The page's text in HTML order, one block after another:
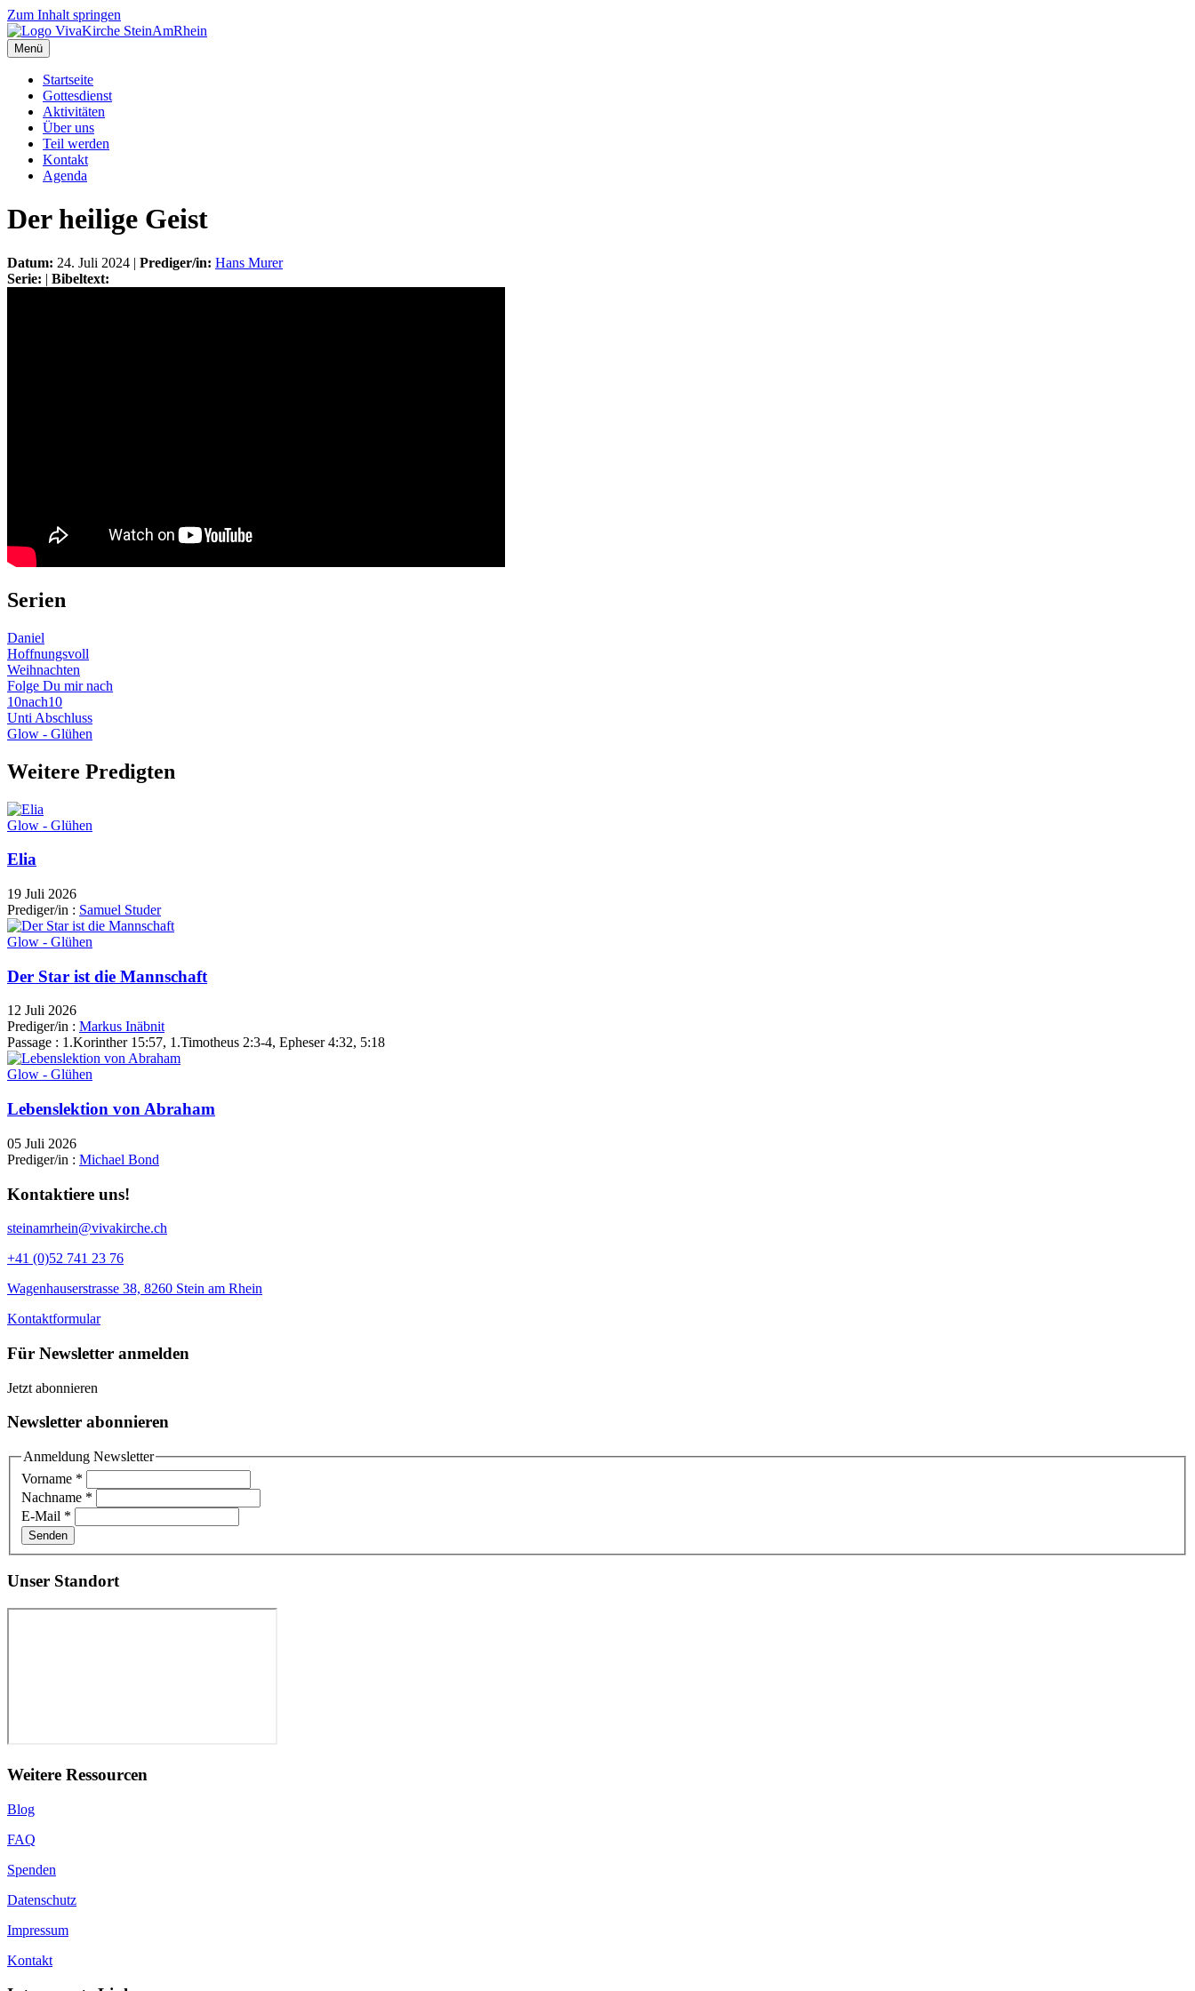
Zum Inhalt springen
Menü
Startseite
Gottesdienst
Aktivitäten
Über uns
Teil werden
Kontakt
Agenda
Der heilige Geist
Datum: 24. Juli 2024 | Prediger/in: Hans Murer
Serie: | Bibeltext:
Serien
Daniel
Hoffnungsvoll
Weihnachten
Folge Du mir nach
10nach10
Unti Abschluss
Glow - Glühen
Weitere Predigten
Glow - Glühen
Elia
19 Juli 2026
Prediger/in : Samuel Studer
Glow - Glühen
Der Star ist die Mannschaft
12 Juli 2026
Prediger/in : Markus Inäbnit
Passage : 1.Korinther 15:57, 1.Timotheus 2:3-4, Epheser 4:32, 5:18
Glow - Glühen
Lebenslektion von Abraham
05 Juli 2026
Prediger/in : Michael Bond
Kontaktiere uns!
steinamrhein@vivakirche.ch
+41 (0)52 741 23 76
Wagenhauserstrasse 38, 8260 Stein am Rhein
Kontaktformular
Für Newsletter anmelden
Jetzt abonnieren
Newsletter abonnieren
Anmeldung Newsletter
Vorname *
Nachname *
E-Mail *
Senden
Unser Standort
Weitere Ressourcen
Blog
FAQ
Spenden
Datenschutz
Impressum
Kontakt